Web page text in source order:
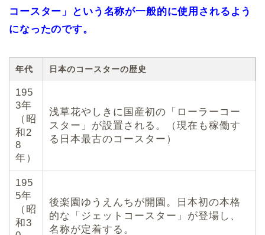
コースター」という名称が一般的に使用されるよう
になったのです。
年代 日本のコースターの歴史
195
3年
（昭
和2
8
年）
浅草花やしきに国産初の「ローラーコー
スター」が設置される。（現在も稼働す
る日本最古のコースター）
195
5年
（昭
和3
後楽園ゆうえんちが開園。日本初の本格
的な「ジェットコースター」が登場し、
名称が定着する。